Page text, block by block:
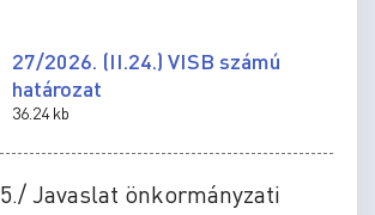
27/2026. (II.24.) VISB számú
határozat
36.24 kb
5./ Javaslat önkormányzati